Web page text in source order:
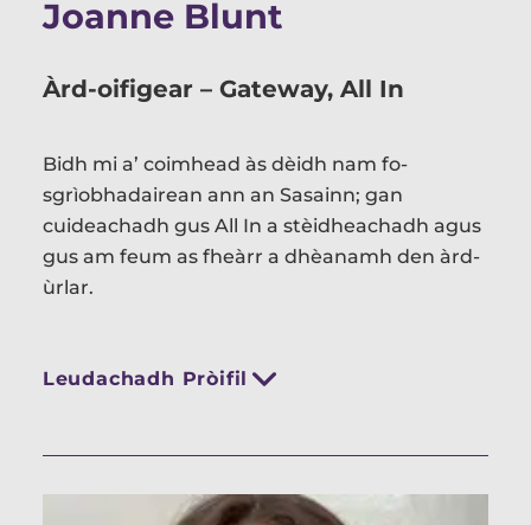
Joanne Blunt
Àrd-oifigear – Gateway, All In
Bidh mi a’ coimhead às dèidh nam fo-
sgrìobhadairean ann an Sasainn; gan
cuideachadh gus All In a stèidheachadh agus
gus am feum as fheàrr a dhèanamh den àrd-
ùrlar.
Leudachadh Pròifil